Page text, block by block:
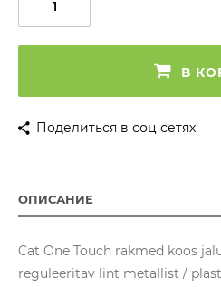
В
Поделиться в соц сетях
ОПИСАНИЕ
Cat One Touch rakmed koos
reguleeritav lint metallist /